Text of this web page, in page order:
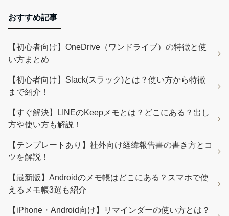
おすすめ記事
【初心者向け】OneDrive（ワンドライブ）の特徴と使
い方まとめ
【初心者向け】Slack(スラック)とは？使い方から特徴
まで紹介！
【すぐ解決】LINEのKeepメモとは？どこにある？出し
方や使い方も解説！
【テンプレートあり】社外向け経緯報告書の書き方とコ
ツを解説！
【最新版】Androidのメモ帳はどこにある？スマホで使
えるメモ帳3選も紹介
【iPhone・Android向け】リマインダーの使い方とは？